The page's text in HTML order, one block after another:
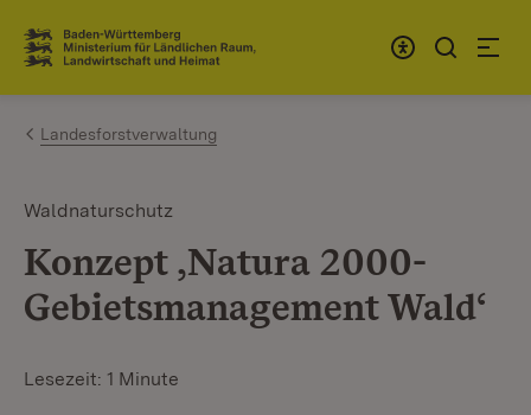
Zum Inhalt springen
Link zur Startseite
Landesforstverwaltung
Waldnaturschutz
Konzept ‚Natura 2000-
Gebietsmanagement Wald‘
Lesezeit: 1 Minute